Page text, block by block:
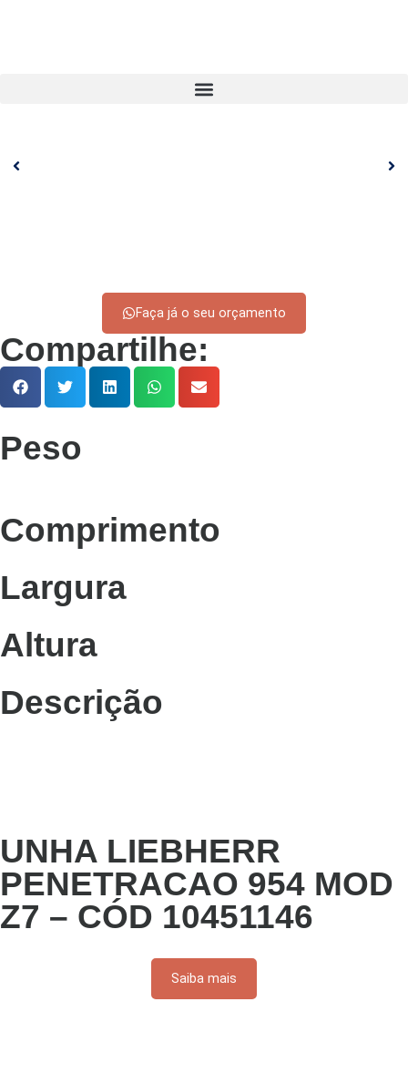
Faça já o seu orçamento
Compartilhe:
Peso
Comprimento
Largura
Altura
Descrição
UNHA LIEBHERR
PENETRACAO 954 MOD
Z7 – CÓD 10451146
Saiba mais